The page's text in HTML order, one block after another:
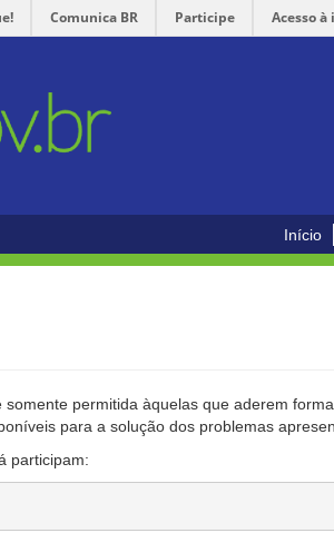
Comunica BR Participe Acesso
Início
permitida àquelas que aderem
para a solução dos problemas
participam: